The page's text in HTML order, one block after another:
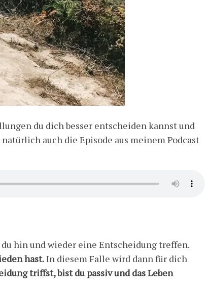
du dich besser entscheiden kannst und
auch die Episode aus meinem Podcast
hin und wieder eine Entscheidung treffen.
hast.In diesem Falle wird dann für dich
triffst, bist du passiv und das Leben